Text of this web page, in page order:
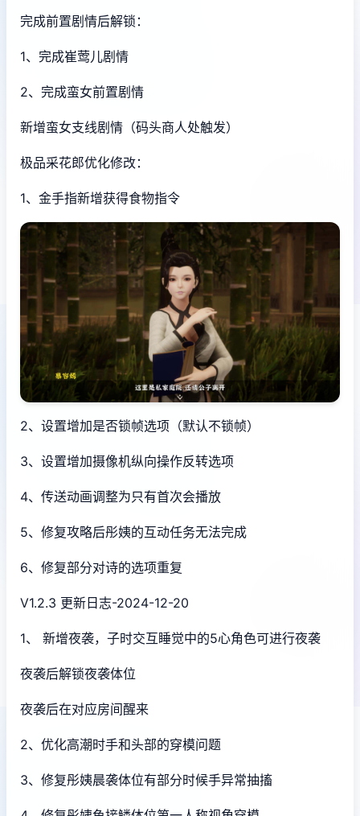
完成前置剧情后解锁：
1、完成崔莺儿剧情
2、完成蛮女前置剧情
新增蛮女支线剧情（码头商人处触发）
极品采花郎优化修改：
1、金手指新增获得食物指令
2、设置增加是否锁帧选项（默认不锁帧）
3、设置增加摄像机纵向操作反转选项
4、传送动画调整为只有首次会播放
5、修复攻略后彤姨的互动任务无法完成
6、修复部分对诗的选项重复
V1.2.3 更新日志-2024-12-20
1、 新增夜袭，子时交互睡觉中的5心角色可进行夜袭
夜袭后解锁夜袭体位
夜袭后在对应房间醒来
2、优化高潮时手和头部的穿模问题
3、修复彤姨晨袭体位有部分时候手异常抽搐